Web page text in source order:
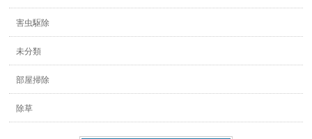
害虫駆除
未分類
部屋掃除
除草